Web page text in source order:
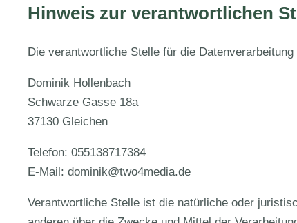
Hinweis zur verantwortlichen
Die verantwortliche Stelle für die
Dominik Hollenbach
Schwarze Gasse 18a
37130 Gleichen
Telefon: 055138717384
E-Mail: dominik@two4media.de
Verantwortliche Stelle ist die natürliche oder